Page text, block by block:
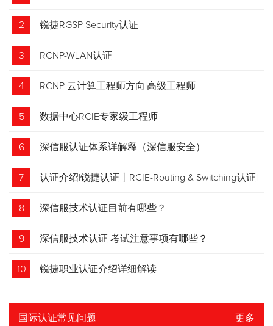
2 锐捷RGSP-Security认证
3 RCNP-WLAN认证
4 RCNP-云计算工程师方向|高级工程师
5 数据中心RCIE专家级工程师
6 深信服认证体系详解释（深信服安全）
7 认证介绍|锐捷认证丨RCIE-Routing & Switching认证|
专家级网络工程师
8 深信服技术认证目前有哪些？
9 深信服技术认证 考试注意事项有哪些？
10 锐捷职业认证介绍详细解读
国际认证常见问题 更多